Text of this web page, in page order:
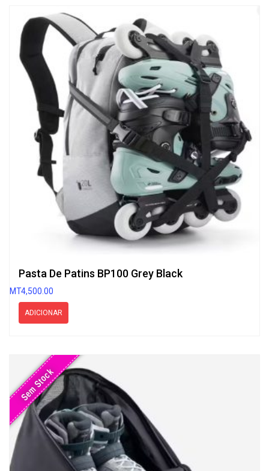
Pasta De Patins BP100 Grey Black
MT4,500.00
ADICIONAR
Sem Stock